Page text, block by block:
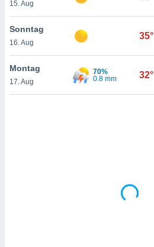
15. Aug
Sonntag
16. Aug
35°
Montag
17. Aug
70%
0.8 mm
32°